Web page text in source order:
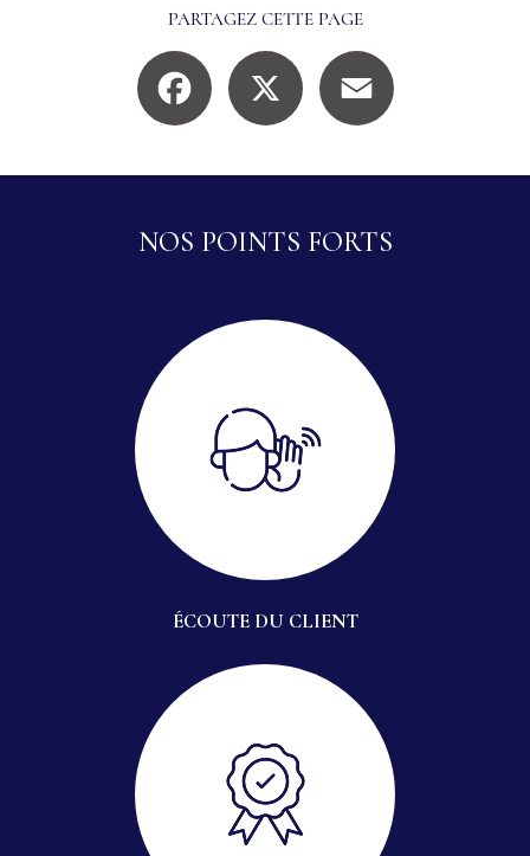
PARTAGEZ CETTE PAGE
Facebook
NOS POINTS FORTS
ÉCOUTE DU CLIENT